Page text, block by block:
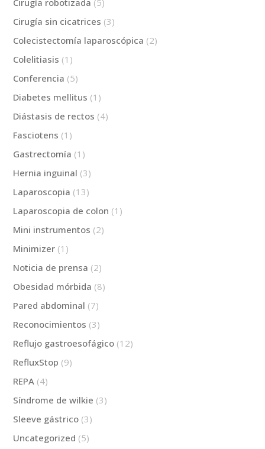
Cirugía robotizada (5)
Cirugía sin cicatrices (3)
Colecistectomía laparoscópica (2)
Colelitiasis (1)
Conferencia (5)
Diabetes mellitus (1)
Diástasis de rectos (4)
Fasciotens (1)
Gastrectomía (1)
Hernia inguinal (3)
Laparoscopia (13)
Laparoscopia de colon (1)
Mini instrumentos (2)
Minimizer (1)
Noticia de prensa (2)
Obesidad mórbida (8)
Pared abdominal (7)
Reconocimientos (3)
Reflujo gastroesofágico (12)
RefluxStop (9)
REPA (4)
Síndrome de wilkie (3)
Sleeve gástrico (3)
Uncategorized (5)